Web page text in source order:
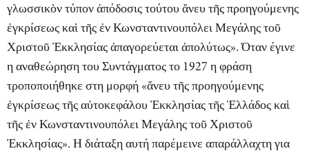
γλωσσικὸν τύπον ἀπόδοσις τούτου ἄνευ τῆς προηγούμενης
ἐγκρίσεως καὶ τῆς ἐν Κωνσταντινουπόλει Μεγάλης τοῦ
Χριστοῦ Ἐκκλησίας ἀπαγορεύεται ἀπολύτως». Όταν έγινε
η αναθεώρηση του Συντάγματος το 1927 η φράση
τροποποιήθηκε στη μορφή «ἄνευ τῆς προηγούμενης
ἐγκρίσεως τῆς αὐτοκεφάλου Ἐκκλησίας τῆς Ἑλλάδος καὶ
τῆς ἐν Κωνσταντινουπόλει Μεγάλης τοῦ Χριστοῦ
Ἐκκλησίας». Η διάταξη αυτή παρέμεινε απαράλλαχτη για